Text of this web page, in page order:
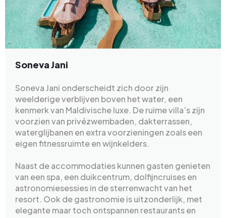
Soneva Jani
Soneva Jani onderscheidt zich door zijn
weelderige verblijven boven het water, een
kenmerk van Maldivische luxe. De ruime villa’s zijn
voorzien van privézwembaden, dakterrassen,
waterglijbanen en extra voorzieningen zoals een
eigen fitnessruimte en wijnkelders.
Naast de accommodaties kunnen gasten genieten
van een spa, een duikcentrum, dolfijncruises en
astronomiesessies in de sterrenwacht van het
resort. Ook de gastronomie is uitzonderlijk, met
elegante maar toch ontspannen restaurants en